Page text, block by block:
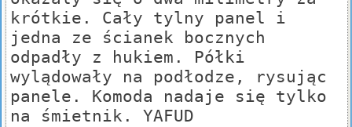
krótkie. Cały tylny panel i
jedna ze ścianek bocznych
odpadły z hukiem. Półki
wylądowały na podłodze, rysując
panele. Komoda nadaje się tylko
na śmietnik. YAFUD